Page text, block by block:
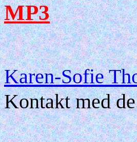
MP3
Karen-Sofie
Kontakt med